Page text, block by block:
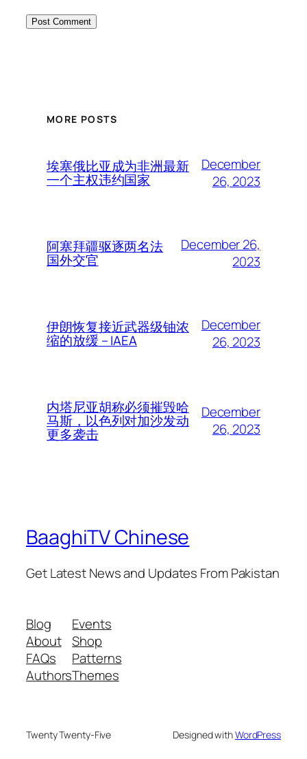
MORE POSTS
埃塞俄比亚成为非洲最新
一个主权违约国家
December
26, 2023
阿塞拜疆驱逐两名法
国外交官
December 26,
2023
伊朗恢复接近武器级铀浓
缩的放缓 – IAEA
December
26, 2023
内塔尼亚胡称必须摧毁哈
马斯，以色列对加沙发动
更多袭击
December
26, 2023
BaaghiTV Chinese
Get Latest News and Updates From Pakistan
Blog
About
FAQs
Authors
Events
Shop
Patterns
Themes
Twenty Twenty-Five Designed withWordPress